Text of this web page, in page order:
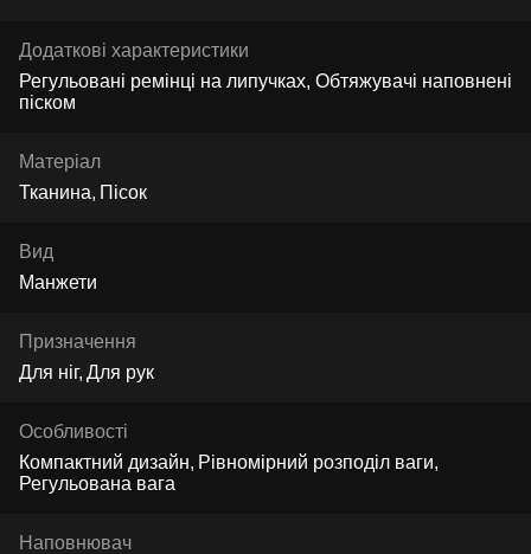
Додаткові характеристики
Регульовані ремінці на липучках, Обтяжувачі наповнені
піском
Матеріал
Тканина Пісок
Вид
Манжети
Призначення
Для ніг Для рук
Особливості
Компактний дизайн Рівномірний розподіл ваги
Регульована вага
Наповнювач